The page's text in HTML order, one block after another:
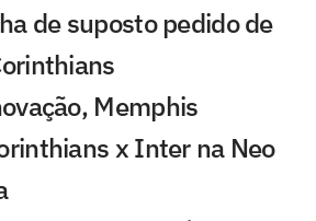
de suposto pedido de
Memphis
x Inter na Neo